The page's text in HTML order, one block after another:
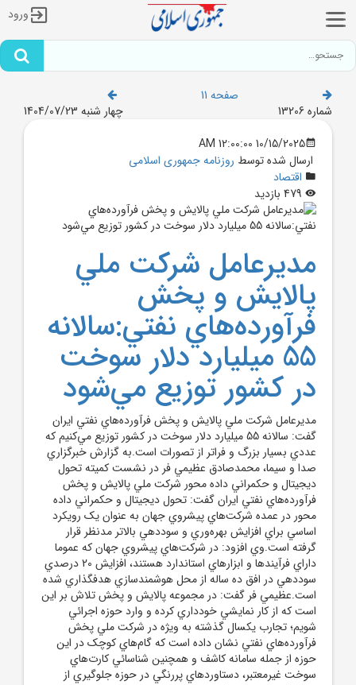
ورود
صفحه 11
شماره 13206
چهار شنبه 1404/07/23
10/15/2025 12:00:00 AM
ارسال شده توسط روزنامه جمهوری اسلامی
اقتصاد
مديرعامل شرکت ملي
پالايش و پخش
فرآورده‌هاي نفتي:سالانه
55 ميليارد دلار سوخت
در کشور توزيع مي‌شود
مديرعامل شرکت ملي پالايش و پخش فرآورده‌هاي نفتي ايران
گفت: سالانه 55 ميليارد دلار سوخت در کشور توزيع مي‌کنيم که
عددي بسيار بزرگ و فراتر از تصورات است.به گزارش خبرگزاري
صدا و سيما، محمدصادق عظيمي فر در نشست کميته تحول
ديجيتال و حکمراني داده محور شرکت ملي پالايش و پخش
فرآورده‌هاي نفتي ايران گفت: تحول ديجيتال و حکمراني داده
محور در عمده شرکت‌هاي پيشروي جهان به عنوان يک رويکرد
اساسي براي افزايش بهره‌وري و سوددهي بالاتر مدنظر قرار
گرفته است.وي افزود: در شرکت‌هاي پيشروي جهان که عموما
داراي فرآيند‌ها و ابزار‌هاي استاندارد هستند، افزايش 20 درصدي
سوددهي در افق ده ساله از محل هوشمندسازي هدفگذاري شده
است.عظيمي فر گفت: در مجموعه پالايش و پخش تلاش بر اين
است که از کار نمايشي خودداري کرده و وارد حوزه اجرائي
شويم؛ تجارب يکسال گذشته به ويژه در شرکت ملي پخش
فرآورده‌هاي نفتي نشان داده است که گام‌هاي کوچک در اين
حوزه از جمله سامانه کاشف و همچنين شناسائي کارت‌هاي
سوخت غيرمعتبر، دستاورد‌هاي پررنگي در حوزه جلوگيري از